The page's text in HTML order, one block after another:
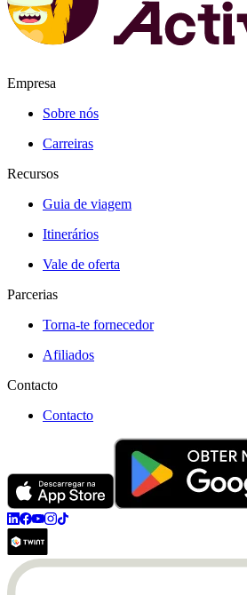
Empresa
Sobre nós
Carreiras
Recursos
Guia de viagem
Itinerários
Vale de oferta
Parcerias
Torna-te fornecedor
Afiliados
Contacto
Contacto